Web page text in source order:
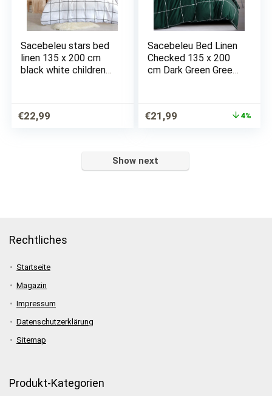
Sacebeleu stars bed
linen 135 x 200 cm
black white children
80 x 80 cm with zip
Ursprünglicher
€22,99
Sacebeleu Bed Linen
Checked 135 x 200
cm Dark Green Green
Cover and
Ursprünglicher
€21,99 4%
Show next
Rechtliches
Startseite
Magazin
Impressum
Datenschutzerklärung
Sitemap
Produkt-Kategorien